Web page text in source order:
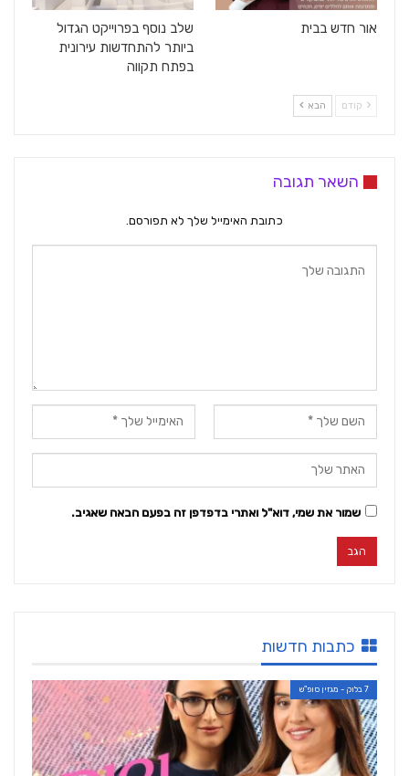
אור חדש בבית
שלב נוסף בפרוייקט הגדול
ביותר להתחדשות עירונית
בפתח תקווה
קודם הבא
השאר תגובה
כתובת האימייל שלך לא תפורסם.
שמור את שמי, דוא"ל ואתרי בדפדפן זה בפעם הבאה שאגיב.
כתבות חדשות
7 בלוק - מגזין סופ"ש